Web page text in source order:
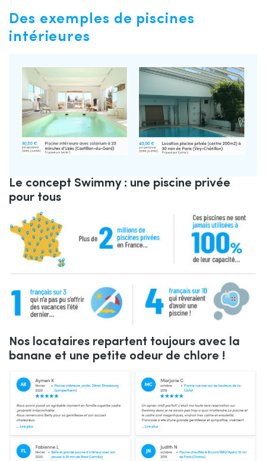
Des exemples de piscines
intérieures
Le concept Swimmy : une piscine privée
pour tous
Nos locataires repartent toujours avec la
banane et une petite odeur de chlore !